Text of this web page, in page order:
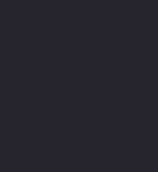
на YouTube